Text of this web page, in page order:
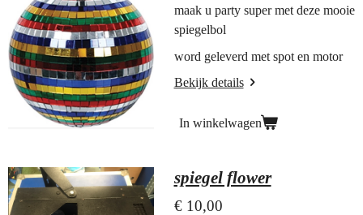
maak u party super met deze mooie
spiegelbol
word geleverd met spot en motor
Bekijk details
In winkelwagen
spiegel flower
€ 10,00